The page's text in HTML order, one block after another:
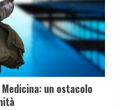
un ostacolo